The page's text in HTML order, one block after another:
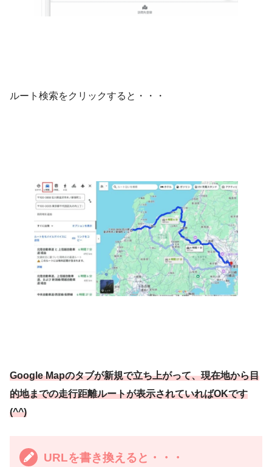
ルート検索をクリックすると・・・
Google Mapのタブが新規で立ち上がって、現在地から目
的地までの走行距離ルートが表示されていればOKです
(^^)
URLを書き換えると・・・